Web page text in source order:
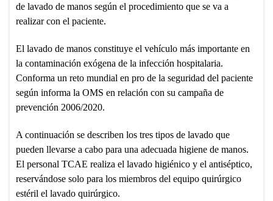
de lavado de manos según el procedimiento que se va a
realizar con el paciente.
El lavado de manos constituye el vehículo más importante en
la contaminación exógena de la infección hospitalaria.
Conforma un reto mundial en pro de la seguridad del paciente
según informa la OMS en relación con su campaña de
prevención 2006/2020.
A continuación se describen los tres tipos de lavado que
pueden llevarse a cabo para una adecuada higiene de manos.
El personal TCAE realiza el lavado higiénico y el antiséptico,
reservándose solo para los miembros del equipo quirúrgico
estéril el lavado quirúrgico.